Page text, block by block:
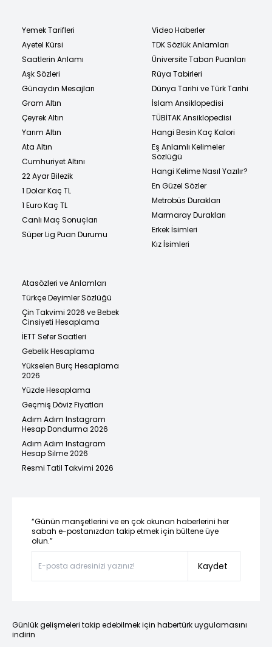
Yemek Tarifleri
Ayetel Kürsi
Saatlerin Anlamı
Aşk Sözleri
Günaydın Mesajları
Gram Altın
Çeyrek Altın
Yarım Altın
Ata Altın
Cumhuriyet Altını
22 Ayar Bilezik
1 Dolar Kaç TL
1 Euro Kaç TL
Canlı Maç Sonuçları
Süper Lig Puan Durumu
Video Haberler
TDK Sözlük Anlamları
Üniversite Taban Puanları
Rüya Tabirleri
Dünya Tarihi ve Türk Tarihi
İslam Ansiklopedisi
TÜBİTAK Ansiklopedisi
Hangi Besin Kaç Kalori
Eş Anlamlı Kelimeler
Sözlüğü
Hangi Kelime Nasıl Yazılır?
En Güzel Sözler
Metrobüs Durakları
Marmaray Durakları
Erkek İsimleri
Kız İsimleri
Atasözleri ve Anlamları
Türkçe Deyimler Sözlüğü
Çin Takvimi 2026 ve Bebek
Cinsiyeti Hesaplama
İETT Sefer Saatleri
Gebelik Hesaplama
Yükselen Burç Hesaplama
2026
Yüzde Hesaplama
Geçmiş Döviz Fiyatları
Adım Adım Instagram
Hesap Dondurma 2026
Adım Adım Instagram
Hesap Silme 2026
Resmi Tatil Takvimi 2026
“Günün manşetlerini ve en çok okunan haberlerini her
sabah e-postanızdan takip etmek için bültene üye
olun.”
Kaydet
Günlük gelişmeleri takip edebilmek için habertürk uygulamasını
indirin